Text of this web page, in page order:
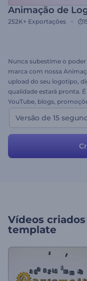
Animação de
252K+ Exportações
Nunca subestime o
marca com nossa
upload do seu logotipo,
qualidade estará pronta.
YouTube, blogs,
mais. Experimente hoje
Versão de 15
Vídeos
template